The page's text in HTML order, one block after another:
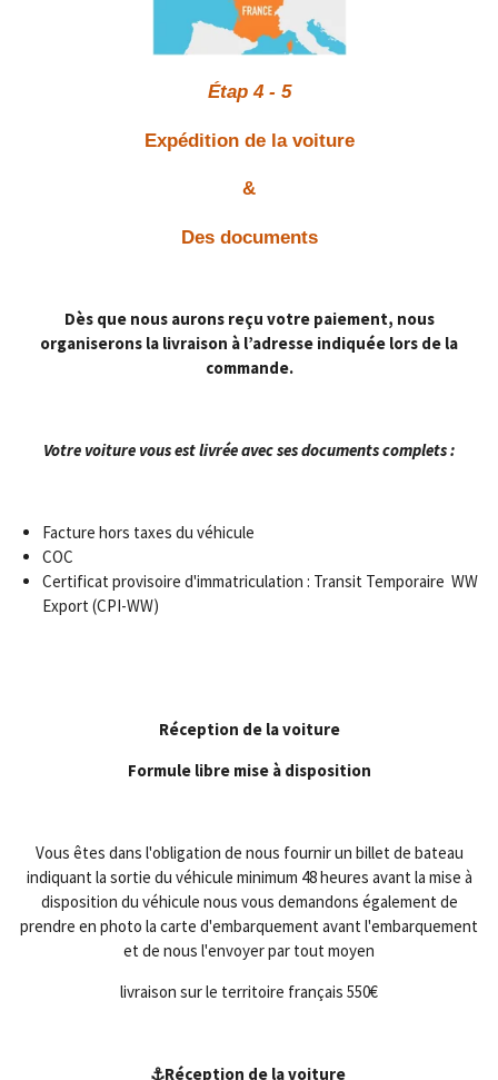
Étap 4 - 5
Expédition de la voiture
&
Des documents
Dès que nous aurons reçu votre paiement, nous
organiserons la livraison à l’adresse indiquée lors de la
commande.
Votre voiture vous est livrée avec ses documents complets :
Facture hors taxes du véhicule
COC
Certificat provisoire d'immatriculation : Transit Temporaire WW
Export (CPI-WW)
Réception de la voiture
Formule libre mise à disposition
Vous êtes dans l'obligation de nous fournir un billet de bateau
indiquant la sortie du véhicule minimum 48 heures avant la mise à
disposition du véhicule nous vous demandons également de
prendre en photo la carte d'embarquement avant l'embarquement
et de nous l'envoyer par tout moyen
livraison sur le territoire français 550€
⚓Réception de la voiture